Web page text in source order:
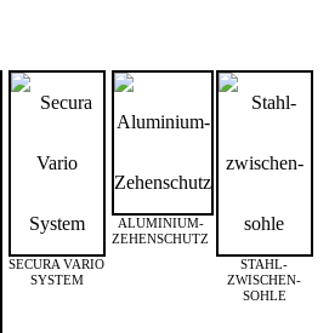
SECURA VARIO
SYSTEM
ALUMINIUM-
ZEHENSCHUTZ
STAHL­­­
ZWISCHEN­­
SOHLE